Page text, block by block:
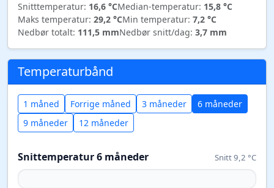
Snitttemperatur: 16,6 °CMedian-temperatur: 15,8 °C
Maks temperatur: 29,2 °CMin temperatur: 7,2 °C
Nedbør totalt: 111,5 mmNedbør snitt/dag: 3,7 mm
Temperaturbånd
1 måned Forrige måned 3 måneder
6 måneder
9 måneder
12 måneder
Snittemperatur 6 måneder Snitt 9,2 °C